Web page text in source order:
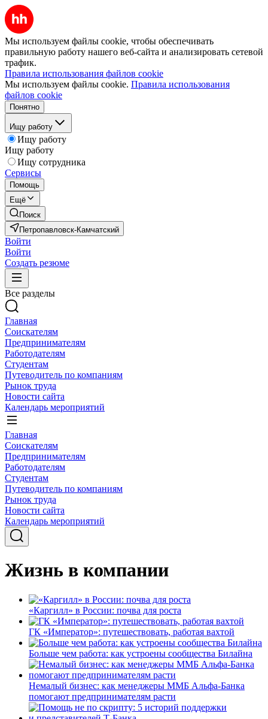
Мы используем файлы cookie, чтобы обеспечивать
правильную работу нашего веб-сайта и анализировать сетевой
трафик.
Правила использования файлов cookie
Мы используем файлы cookie. Правила использования
файлов cookie
Понятно
Ищу работу
Ищу работу
Ищу работу
Ищу сотрудника
Сервисы
Помощь
Ещё
Поиск
Петропавловск-Камчатский
Войти
Войти
Создать резюме
Все разделы
Главная
Соискателям
Предпринимателям
Работодателям
Студентам
Путеводитель по компаниям
Рынок труда
Новости сайта
Календарь мероприятий
Главная
Соискателям
Предпринимателям
Работодателям
Студентам
Путеводитель по компаниям
Рынок труда
Новости сайта
Календарь мероприятий
Жизнь в компании
«Каргилл» в России: почва для роста
ГК «Император»: путешествовать, работая вахтой
Больше чем работа: как устроены сообщества Билайна
Немалый бизнес: как менеджеры ММБ Альфа-Банка
помогают предпринимателям расти